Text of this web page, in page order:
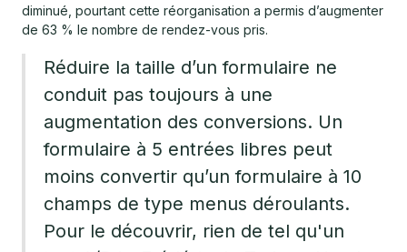
diminué, pourtant cette réorganisation a permis d’augmenter
de 63 % le nombre de rendez-vous pris.
Réduire la taille d’un formulaire ne
conduit pas toujours à une
augmentation des conversions. Un
formulaire à 5 entrées libres peut
moins convertir qu’un formulaire à 10
champs de type menus déroulants.
Pour le découvrir, rien de tel qu'un